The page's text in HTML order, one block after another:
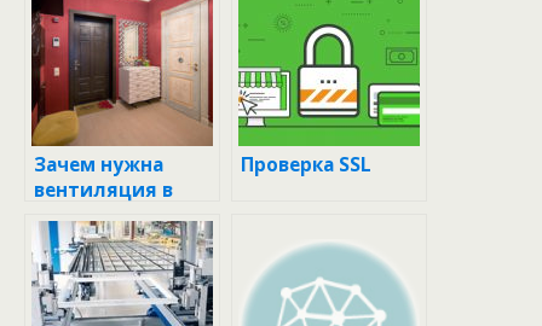
Зачем нужна
вентиляция в
технологически
чистых
помещениях?
Проверка SSL